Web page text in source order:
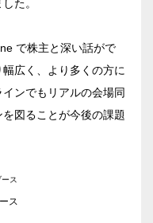
た。
で株主と深い話がで
広く、より多くの方に
ンでもリアルの会場同
図ることが今後の課題
ス
シアター
形式